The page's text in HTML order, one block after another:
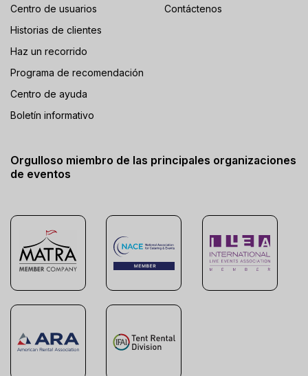
Centro de usuarios
Historias de clientes
Haz un recorrido
Programa de recomendación
Centro de ayuda
Boletín informativo
Contáctenos
Orgulloso miembro de las principales organizaciones
de eventos